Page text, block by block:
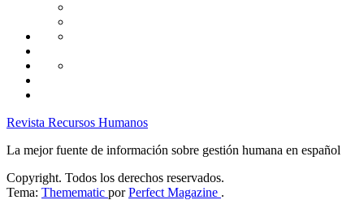
Gestión
Laborales
Selección
Revista Recursos Humanos
La mejor fuente de información sobre gestión humana en español
Copyright. Todos los derechos reservados.
Tema: Themematic porPerfect Magazine .